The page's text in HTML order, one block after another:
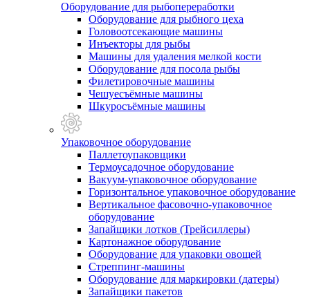
Оборудование для рыбопереработки
Оборудование для рыбного цеха
Головоотсекающие машины
Инъекторы для рыбы
Машины для удаления мелкой кости
Оборудование для посола рыбы
Филетировочные машины
Чешуесъёмные машины
Шкуросъёмные машины
Упаковочное оборудование
Паллетоупаковщики
Термоусадочное оборудование
Вакуум-упаковочное оборудование
Горизонтальное упаковочное оборудование
Вертикальное фасовочно-упаковочное
оборудование
Запайщики лотков (Трейсиллеры)
Картонажное оборудование
Оборудование для упаковки овощей
Стреппинг-машины
Оборудование для маркировки (датеры)
Запайщики пакетов